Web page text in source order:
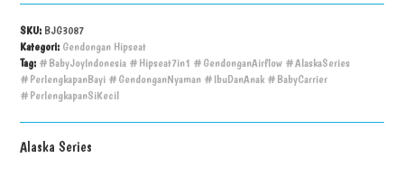
SKU: BJG3087
Kategori: Gendongan Hipseat
Tag: #BabyJoyIndonesia #Hipseat7in1 #GendonganAirflow #AlaskaSeries
#PerlengkapanBayi #GendonganNyaman #IbuDanAnak #BabyCarrier
#PerlengkapanSiKecil
Alaska Series